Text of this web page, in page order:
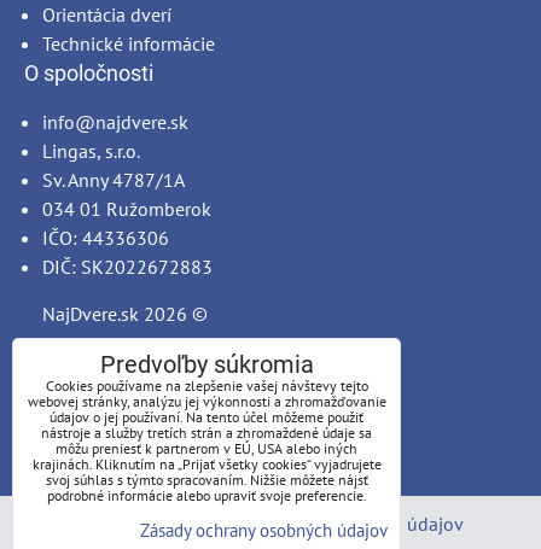
Orientácia dverí
Technické informácie
O spoločnosti
info@najdvere.sk
Lingas, s.r.o.
Sv. Anny 4787/1A
034 01 Ružomberok
IČO: 44336306
DIČ: SK2022672883
NajDvere.sk 2026 ©
Predvoľby súkromia Zásady ochrany osobných údajov
Predvoľby súkromia
Cookies používame na zlepšenie vašej návštevy tejto
webovej stránky, analýzu jej výkonnosti a zhromažďovanie
údajov o jej používaní. Na tento účel môžeme použiť
nástroje a služby tretích strán a zhromaždené údaje sa
môžu preniesť k partnerom v EÚ, USA alebo iných
krajinách. Kliknutím na „Prijať všetky cookies“ vyjadrujete
svoj súhlas s týmto spracovaním. Nižšie môžete nájsť
podrobné informácie alebo upraviť svoje preferencie.
Zásady ochrany osobných údajov